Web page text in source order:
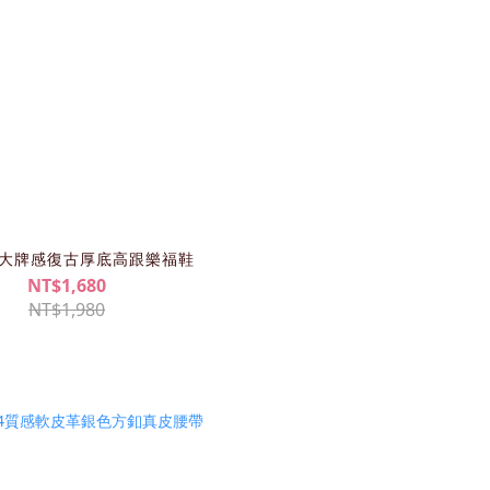
牌感復古厚底高跟樂福鞋
NT$1,680
NT$1,980